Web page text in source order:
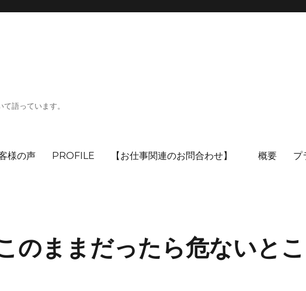
語っています。
様の声 PROFILE 【お仕事関連のお問合わせ】 概要 プ
のままだったら危ないとこ